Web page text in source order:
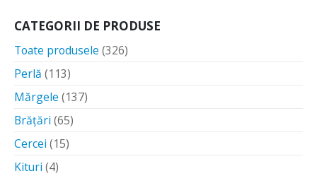
CATEGORII DE PRODUSE
Toate produsele (326)
Perlă (113)
Mărgele (137)
Brățări (65)
Cercei (15)
Kituri (4)